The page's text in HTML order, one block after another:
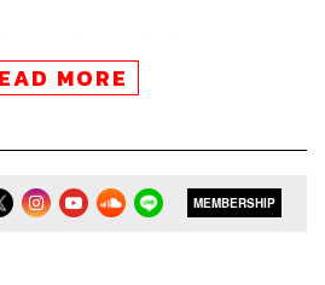
เภสัชกรรม ถึงวิสัยทัศน์ เป้าหมาย
ย์ทางด้านยาของประเทศไทย
MORE
MEMBERSHIP